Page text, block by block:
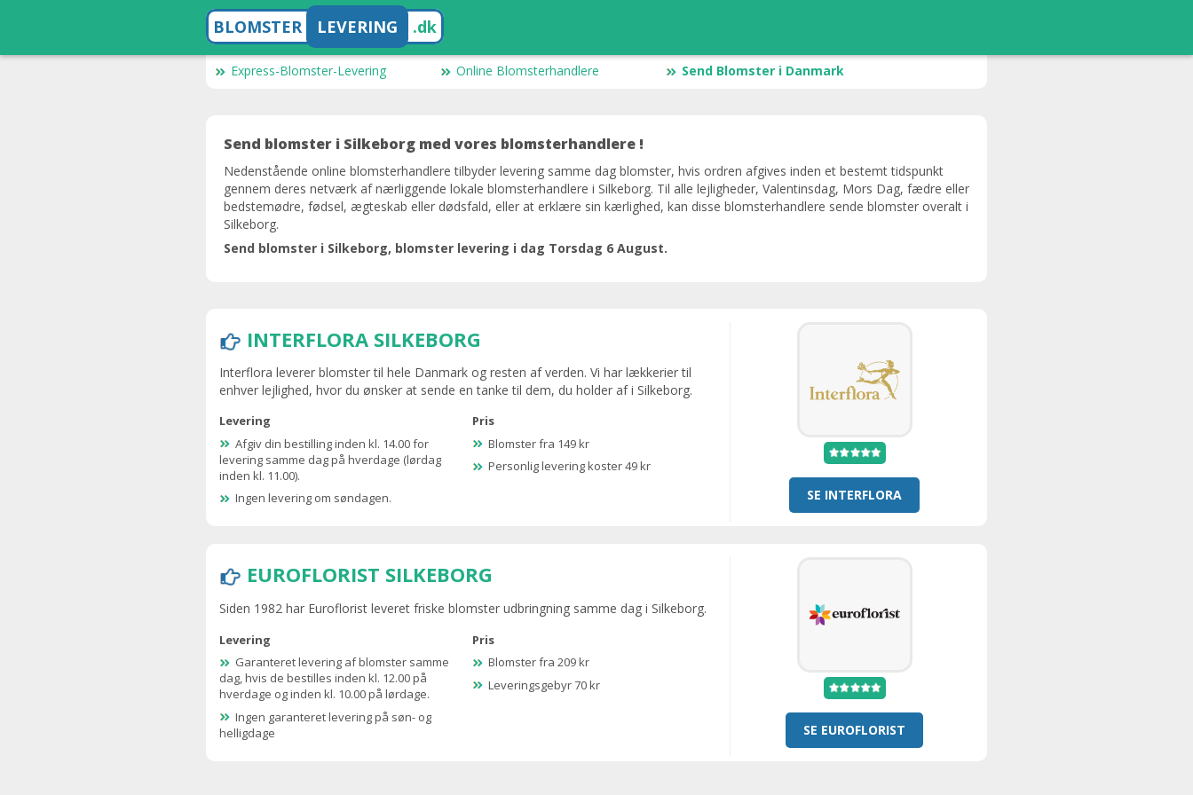
BLOMSTER LEVERING .dk
Express-Blomster-Levering Online Blomsterhandlere Send Blomster i Danmark
Send blomster i Silkeborg med vores blomsterhandlere !
Nedenstående online blomsterhandlere tilbyder levering samme dag blomster, hvis ordren afgives inden et bestemt tidspunkt
gennem deres netværk af nærliggende lokale blomsterhandlere i Silkeborg. Til alle lejligheder, Valentinsdag, Mors Dag, fædre eller
bedstemødre, fødsel, ægteskab eller dødsfald, eller at erklære sin kærlighed, kan disse blomsterhandlere sende blomster overalt i
Silkeborg.
Send blomster i Silkeborg, blomster levering i dag Torsdag 6 August.
INTERFLORA SILKEBORG
Interflora leverer blomster til hele Danmark og resten af verden. Vi har lækkerier til
enhver lejlighed, hvor du ønsker at sende en tanke til dem, du holder af i Silkeborg.
Levering
Afgiv din bestilling inden kl. 14.00 for
levering samme dag på hverdage (lørdag
inden kl. 11.00).
Ingen levering om søndagen.
Pris
Blomster fra 149 kr
Personlig levering koster 49 kr
SE INTERFLORA
EUROFLORIST SILKEBORG
Siden 1982 har Euroflorist leveret friske blomster udbringning samme dag i Silkeborg.
Levering
Garanteret levering af blomster samme
dag, hvis de bestilles inden kl. 12.00 på
hverdage og inden kl. 10.00 på lørdage.
Ingen garanteret levering på søn- og
helligdage
Pris
Blomster fra 209 kr
Leveringsgebyr 70 kr
SE EUROFLORIST